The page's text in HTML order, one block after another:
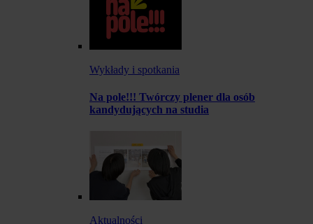
Wykłady i spotkania
Na pole!!! Twórczy plener dla osób
kandydujących na studia
Aktualności